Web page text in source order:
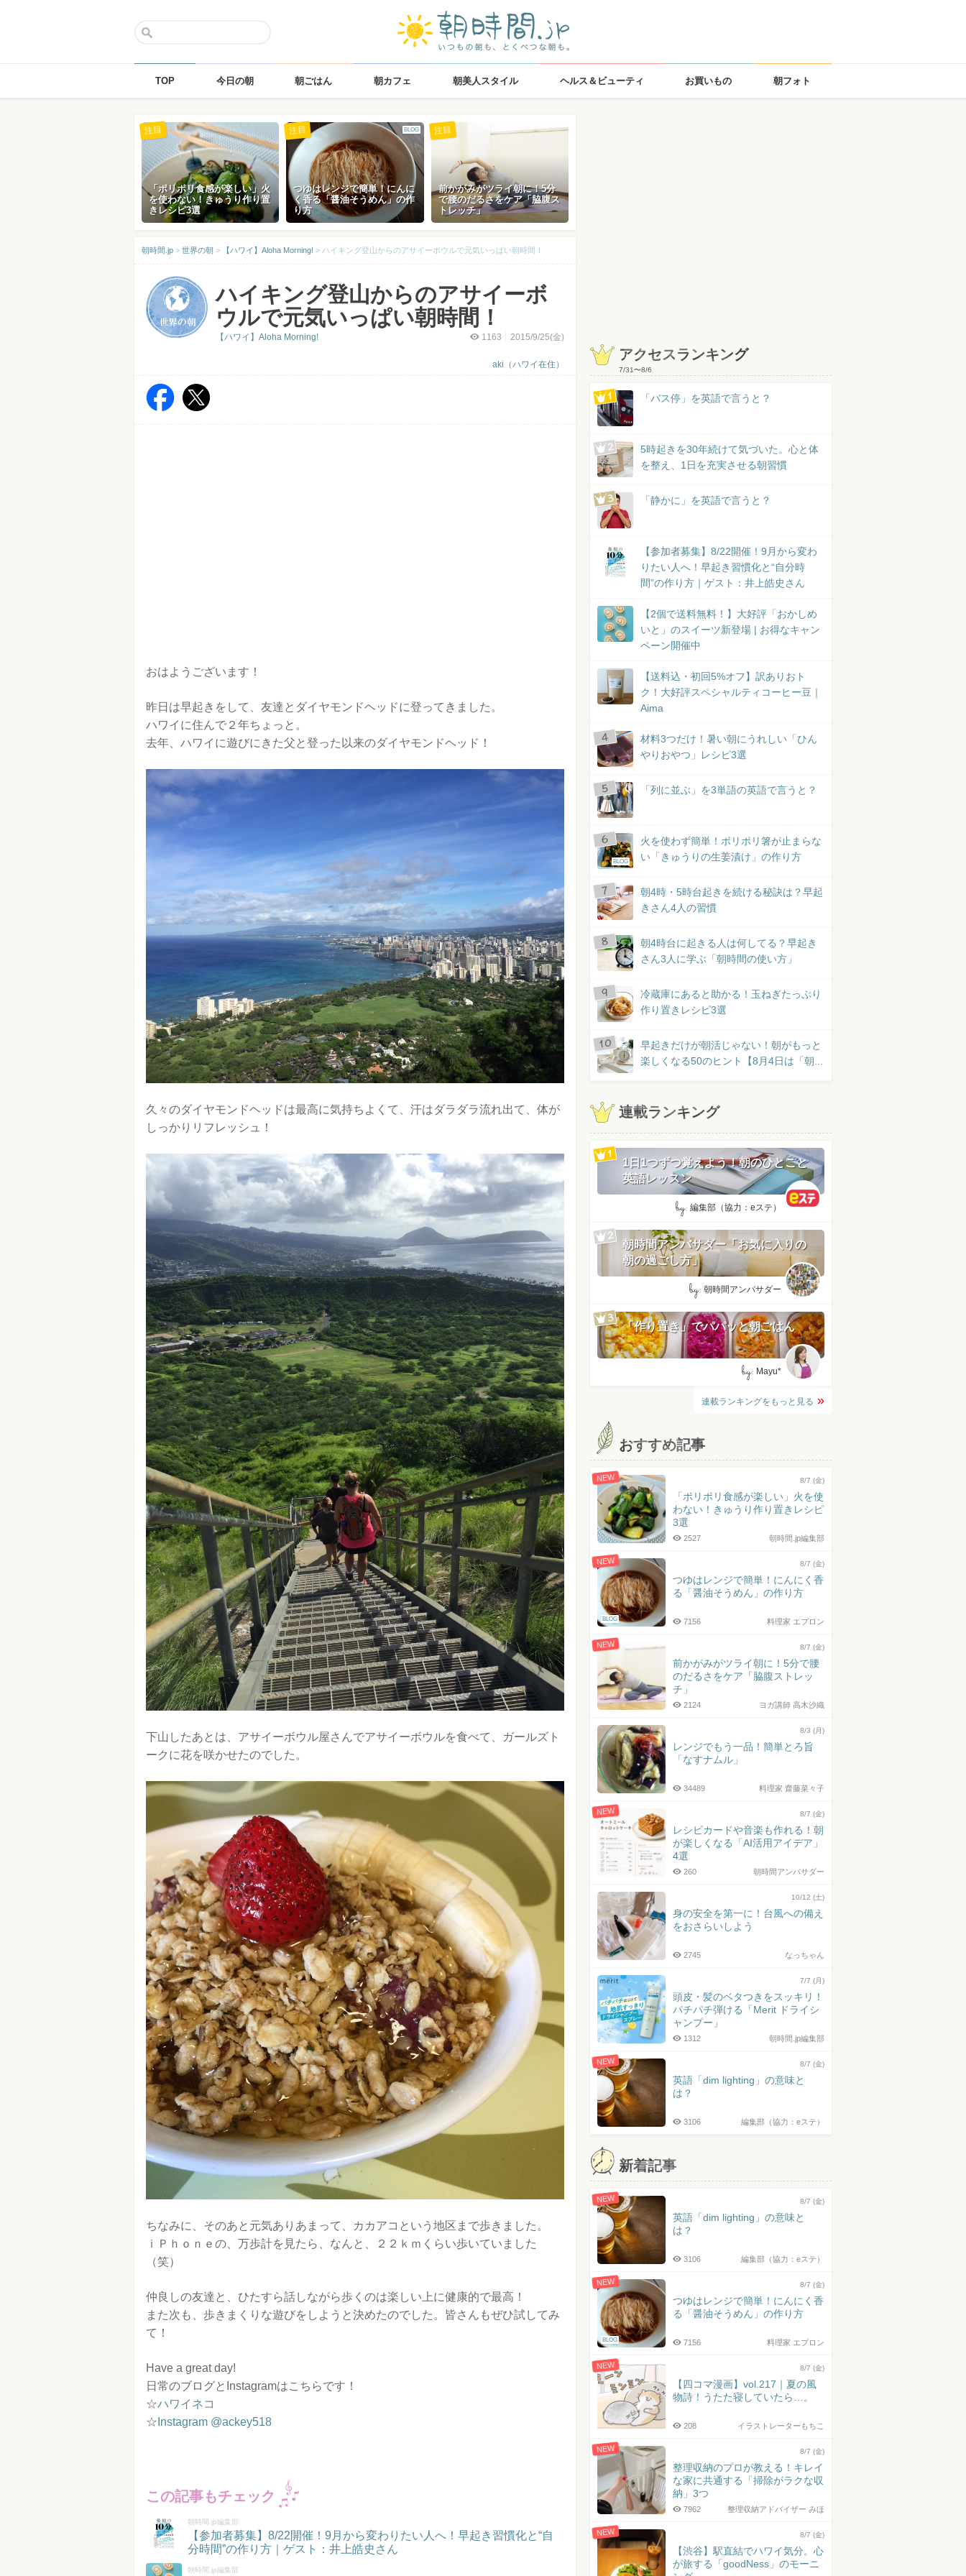
TOP 今日の朝 朝ごはん 朝カフェ 朝美人スタイル ヘルス＆ビューティ お買いもの 朝フォト
「ポリポリ食感が楽しい」火
を使わない！きゅうり作り置
きレシピ3選
注目 BLOG
つゆはレンジで簡単！にんに
く香る「醤油そうめん」の作
り方
注目
前かがみがツライ朝に！5分
で腰のだるさをケア「脇腹ス
トレッチ」
注目
朝時間.jp > 世界の朝 > 【ハワイ】Aloha Morning! > ハイキング登山からのアサイーボウルで元気いっぱい朝時間！
ハイキング登山からのアサイーボ
ウルで元気いっぱい朝時間！
1163 2015/9/25(金)
aki（ハワイ在住）
【ハワイ】Aloha Morning!
おはようございます！
昨日は早起きをして、友達とダイヤモンドヘッドに登ってきました。
ハワイに住んで２年ちょっと。
去年、ハワイに遊びにきた父と登った以来のダイヤモンドヘッド！
久々のダイヤモンドヘッドは最高に気持ちよくて、汗はダラダラ流れ出て、体が
しっかりリフレッシュ！
下山したあとは、アサイーボウル屋さんでアサイーボウルを食べて、ガールズト
ークに花を咲かせたのでした。
ちなみに、そのあと元気ありあまって、カカアコという地区まで歩きました。
ｉＰｈｏｎｅの、万歩計を見たら、なんと、２２ｋｍくらい歩いていました
（笑）
仲良しの友達と、ひたすら話しながら歩くのは楽しい上に健康的で最高！
また次も、歩きまくりな遊びをしようと決めたのでした。皆さんもぜひ試してみ
て！
Have a great day!
日常のブログとInstagramはこちらです！
☆ハワイネコ
☆ Instagram @ackey518
この記事もチェック
朝時間.jp編集部
【参加者募集】8/22開催！9月から変わりたい人へ！早起き習慣化と“自
分時間”の作り方｜ゲスト：井上皓史さん
朝時間.jp編集部
アクセスランキング
7/31〜8/6
「バス停」を英語で言うと？
5時起きを30年続けて気づいた。心と体
を整え、1日を充実させる朝習慣
「静かに」を英語で言うと？
【参加者募集】8/22開催！9月から変わ
りたい人へ！早起き習慣化と“自分時
間”の作り方｜ゲスト：井上皓史さん
【2個で送料無料！】大好評「おかしめ
いと」のスイーツ新登場 | お得なキャン
ペーン開催中
【送料込・初回5%オフ】訳ありおト
ク！大好評スペシャルティコーヒー豆｜
Aima
材料3つだけ！暑い朝にうれしい「ひん
やりおやつ」レシピ3選
「列に並ぶ」を3単語の英語で言うと？
BLOG
火を使わず簡単！ポリポリ箸が止まらな
い「きゅうりの生姜漬け」の作り方
朝4時・5時台起きを続ける秘訣は？早起
きさん4人の習慣
朝4時台に起きる人は何してる？早起き
さん3人に学ぶ「朝時間の使い方」
冷蔵庫にあると助かる！玉ねぎたっぷり
作り置きレシピ3選
早起きだけが朝活じゃない！朝がもっと
楽しくなる50のヒント【8月4日は「朝...
連載ランキング
1日1つずつ覚えよう！朝のひとこと
英語レッスン
by: 編集部（協力：eステ）
朝時間アンバサダー「お気に入りの
朝の過ごし方」
by: 朝時間アンバサダー
「作り置き」でパパッと朝ごはん
by: Mayu*
連載ランキングをもっと見る
おすすめ記事
NEW 8/7 (金)
「ポリポリ食感が楽しい」火を使
わない！きゅうり作り置きレシピ
3選
朝時間.jp編集部
2527
NEW
BLOG
8/7 (金)
つゆはレンジで簡単！にんにく香
る「醤油そうめん」の作り方
料理家 エプロン
7156
NEW 8/7 (金)
前かがみがツライ朝に！5分で腰
のだるさをケア「脇腹ストレッ
チ」
ヨガ講師 高木沙織
2124
8/3 (月)
レンジでもう一品！簡単とろ旨
「なすナムル」
料理家 齋藤菜々子
34489
NEW 8/7 (金)
レシピカードや音楽も作れる！朝
が楽しくなる「AI活用アイデア」
4選
朝時間アンバサダー
260
10/12 (土)
身の安全を第一に！台風への備え
をおさらいしよう
なっちゃん
2745
7/7 (月)
頭皮・髪のベタつきをスッキリ！
パチパチ弾ける「Merit ドライシ
ャンプー」
朝時間.jp編集部
1312
NEW 8/7 (金)
英語「dim lighting」の意味と
は？
編集部（協力：eステ）
3106
新着記事
NEW 8/7 (金)
英語「dim lighting」の意味と
は？
編集部（協力：eステ）
3106
NEW
BLOG
8/7 (金)
つゆはレンジで簡単！にんにく香
る「醤油そうめん」の作り方
料理家 エプロン
7156
NEW 8/7 (金)
【四コマ漫画】vol.217｜夏の風
物詩！うたた寝していたら…。
イラストレーターもちこ
208
NEW 8/7 (金)
整理収納のプロが教える！キレイ
な家に共通する「掃除がラクな収
納」3つ
整理収納アドバイザー みほ
7962
NEW 8/7 (金)
【渋谷】駅直結でハワイ気分。心
が旅する「goodNess」のモーニ